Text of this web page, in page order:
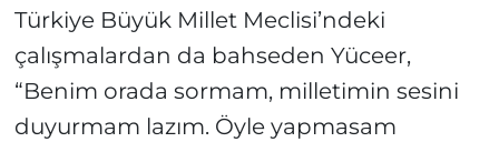
Türkiye Büyük Millet Meclisi’ndeki
çalışmalardan da bahseden Yüceer,
“Benim orada sormam, milletimin sesini
duyurmam lazım. Öyle yapmasam